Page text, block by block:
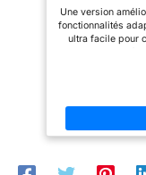
Une version
fonctionnalités
ultra facile pour
l’aide d’un
Sortie Direct
différents amplis
côté de